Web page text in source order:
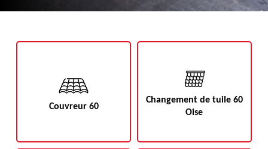
Couvreur 60
Changement de tuile 60
Oise